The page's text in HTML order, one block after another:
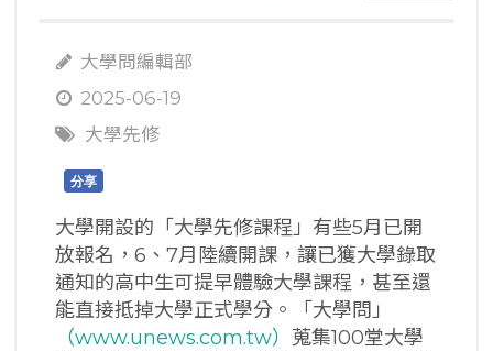
大學問編輯部
2025-06-19
大學先修
分享
大學開設的「大學先修課程」有些5月已開
放報名，6、7月陸續開課，讓已獲大學錄取
通知的高中生可提早體驗大學課程，甚至還
能直接抵掉大學正式學分。「大學問」
（www.unews.com.tw） 蒐集100堂大學